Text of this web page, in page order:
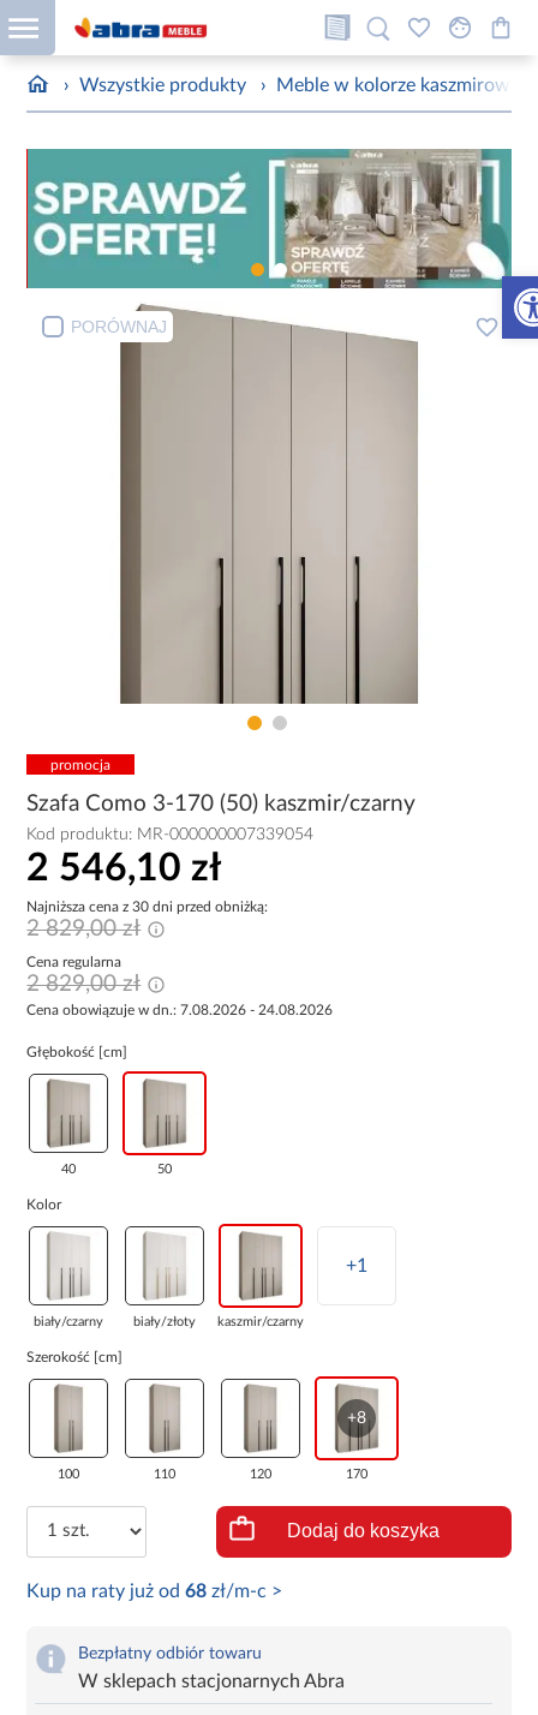
› Wszystkie produkty › Meble w kolorze kaszmirowym
PORÓWNAJ
promocja
Szafa Como 3-170 (50) kaszmir/czarny
Kod produktu: MR-000000007339054
2 546,10 zł
Najniższa cena z 30 dni przed obniżką:
2 829,00 zł
Cena regularna
2 829,00 zł
Cena obowiązuje w dn.: 7.08.2026 - 24.08.2026
Głębokość [cm]
40 50
Kolor
biały/czarny biały/złoty kaszmir/czarny
+1
Szerokość [cm]
100 110 120
+8
170
Dodaj do koszyka
Kup na raty już od68 zł/m-c >
Bezpłatny odbiór towaru
W sklepach stacjonarnych Abra